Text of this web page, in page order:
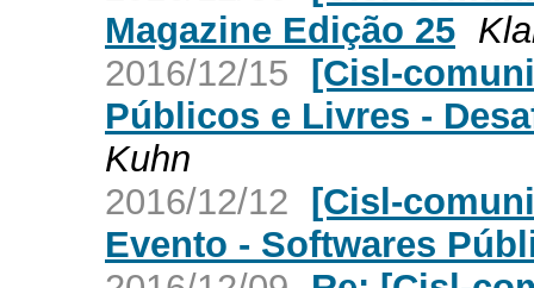
Magazine Edição 25
2016/12/15 [Cisl-
Públicos e Livres -
Kuhn
2016/12/12 [Cisl-
Evento - Softwares